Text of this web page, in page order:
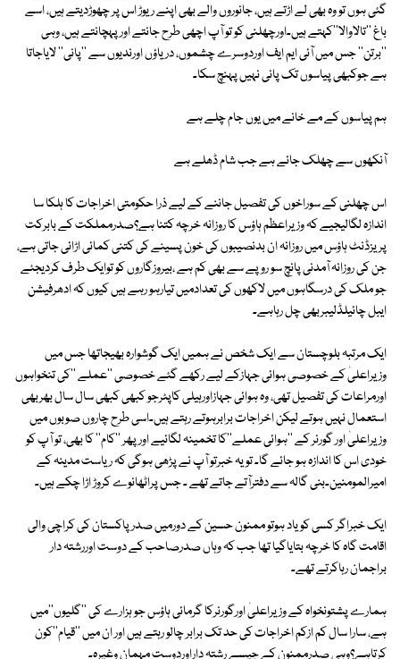
گئی ہوں تو وہ بھی لے اڑتے ہیں، جانوروں والے بھی اپنے ریوڑ اس پر چھوڑدیتے ہیں، اسے
باغ ''تالاوالا''کہتے ہیں۔اورچھلنی کو تو آپ اچھی طرح جانتے اورپہچانتے ہیں، وہی
''برتن'' جس میں آئی ایم ایف اوردوسرے چشموں، دریاؤں اورندیوں سے ''پانی'' لایاجاتا
ہے جوکبھی پیاسوں تک پانی نہیں پہنچ سکا۔
ہم پیاسوں کے مے خانے میں یوں جام چلے ہے
آنکھوں سے چھلک جائے ہے جب شام ڈھلے ہے
اس چھلنی کے سوراخوں کی تفصیل جاننے کے لیے ذرا حکومتی اخراجات کا ہلکا سا
اندازہ لگالیجیے کہ وزیراعظم ہاؤس کا روزانہ خرچہ کتنا ہے؟صدرمملکت کے بابرکت
پریزڈنٹ ہاؤس میں روزانہ ان بدنصیبوں کی خون پسینے کی کتنی کمائی اڑائی جاتی ہے،
جن کی روزانہ آمدنی پانچ سو روپے سے بھی کم ہے ،بیروزگاروں کو توایک طرف کردیجئے
جو ملک کی درسگاہوں میں لاکھوں کی تعدادمیں تیارہو رہے ہیں کیوں کہ ادھرفیشن
ایبل چائیلڈلیبربھی چل رہاہے۔
ایک مرتبہ بلوچستان سے ایک شخص نے ہمیں ایک گوشوارہ بھیجاتھا جس میں
وزیراعلیٰ کے خصوصی ہوائی جہازکے لیے رکھے گئے خصوصی ''عملے ''کی تنخواہوں
اورمراعات کی تفصیل تھی، وہ ہوائی جہازاورہیلی کاپٹرجو کبھی کبھی سال سال بھربھی
استعمال نہیں ہوتے لیکن اخراجات برابرہوتے رہتے ہیں۔اسی طرح چاروں صوبوں میں
وزیراعلیٰ اور گورنر کے ''ہوائی عملے''کا تخمینہ لگائیے اورپھر ''کام'' کا بھی، تو آپ کو
خودی اس کا اندازہ ہو جائے گا۔ تویہ خبرتو آپ نے پڑھی ہوگی کہ ریاست مدینہ کے
امیرالمومنین۔بنی گالہ سے دفترآتے جاتے تھے ۔ جس پراٹھانوے کروڑ اڑا چکے ہیں۔
ایک خبراگر کسی کویاد ہوتو ممنون حسین کے دورمیں صدرپاکستان کی کراچی والی
اقامت گاہ کا خرچہ بتایاگیا تھا جب کہ وہاں صدرصاحب کے دوست اوررشتہ دار
براجمان رہاکرتے تھے۔
ہمارے پشتونخواہ کے وزیراعلیٰ اورگورنرکا گرمائی ہاؤس جو ہزارے کی ''گلیوں''میں
ہے، سارا سال کم ازکم اخراجات کی حد تک برابر چالو رہتے ہیں اور ان میں ''قیام''کون
کرتاہے؟وہی صدرممنون کے جیسے رشتہ داراوردوست مہمان وغیرہ۔